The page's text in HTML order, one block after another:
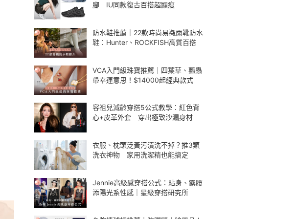
腳 IU同款復古百搭超顯瘦
防水鞋推薦｜22款時尚易襯雨靴防水
鞋：Hunter、ROCKFISH高質百搭
VCA入門級珠寶推薦｜四葉草、瓢蟲
帶幸運意思！$14000起經典款式
容祖兒減齡穿搭5公式教學：紅色背
心+皮革外套 穿出極致沙漏身材
衣服、枕頭泛黃污漬洗不掉？推3類
洗衣神物 家用洗潔精也能搞定
Jennie高級感穿搭公式：貼身、露腰
添陽光系性感｜星級穿搭研究所